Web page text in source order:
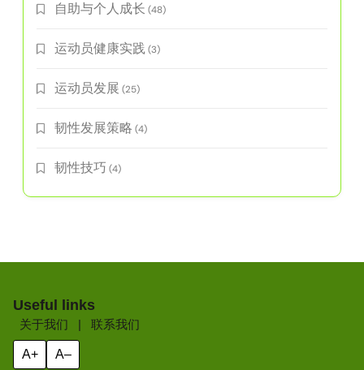
自助与个人成长 (48)
运动员健康实践(3)
运动员发展 (25)
韧性发展策略 (4)
韧性技巧 (4)
Useful links
关于我们 | 联系我们
A+ A–